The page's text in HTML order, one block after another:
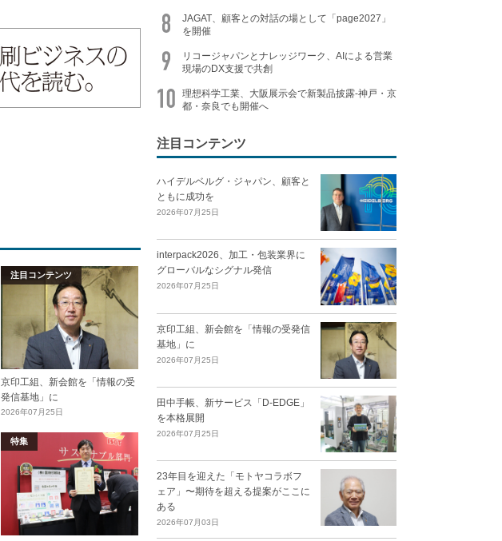
注目コンテンツ
京印工組、新会館を「情報の受
発信基地」に
2026年07月25日
特集
JAGAT、顧客との対話の場として「page2027」
を開催
リコージャパンとナレッジワーク、AIによる営業
現場のDX支援で共創
理想科学工業、大阪展示会で新製品披露-神戸・京
都・奈良でも開催へ
注目コンテンツ
ハイデルベルグ・ジャパン、顧客と
ともに成功を
2026年07月25日
interpack2026、加工・包装業界に
グローバルなシグナル発信
2026年07月25日
京印工組、新会館を「情報の受発信
基地」に
2026年07月25日
田中手帳、新サービス「D-EDGE」
を本格展開
2026年07月25日
23年目を迎えた「モトヤコラボフ
ェア」〜期待を超える提案がここに
ある
2026年07月03日